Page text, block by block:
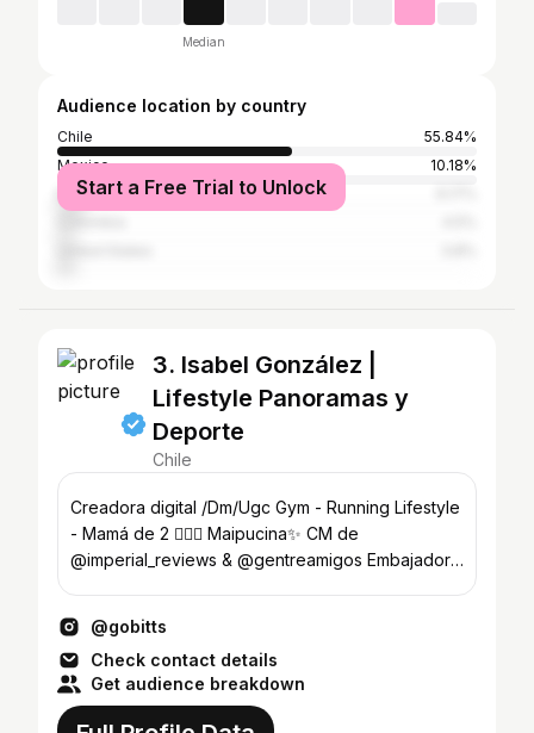
Median
Audience location by country
Chile
55.84%
Mexico
10.18%
Brazil
Start a Free Trial to Unlock
3. Isabel González |
Lifestyle Panoramas y
Deporte
Chile
Creadora digital /Dm/Ugc Gym - Running Lifestyle
- Mamá de 2 👩‍❤️‍👨 Maipucina✨ CM de
@imperial_reviews & @gentreamigos Embajadora
@gobitts
Check contact details
Get audience breakdown